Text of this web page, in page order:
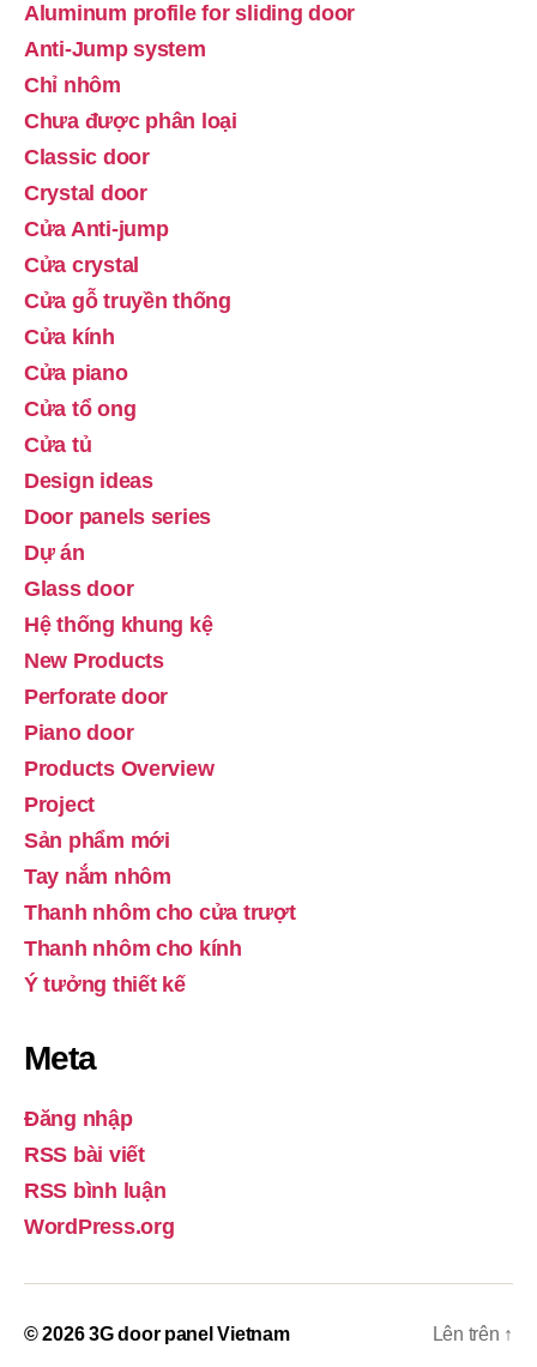
Aluminum profile for sliding door
Anti-Jump system
Chỉ nhôm
Chưa được phân loại
Classic door
Crystal door
Cửa Anti-jump
Cửa crystal
Cửa gỗ truyền thống
Cửa kính
Cửa piano
Cửa tổ ong
Cửa tủ
Design ideas
Door panels series
Dự án
Glass door
Hệ thống khung kệ
New Products
Perforate door
Piano door
Products Overview
Project
Sản phẩm mới
Tay nắm nhôm
Thanh nhôm cho cửa trượt
Thanh nhôm cho kính
Ý tưởng thiết kế
Meta
Đăng nhập
RSS bài viết
RSS bình luận
WordPress.org
© 20263G door panel Vietnam Lên trên ↑